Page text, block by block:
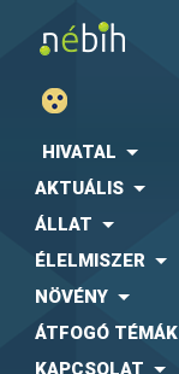
HIVATAL
AKTUÁLIS
ÁLLAT
ÉLELMISZER
NÖVÉNY
ÁTFOGÓ TÉMÁK
KAPCSOLAT